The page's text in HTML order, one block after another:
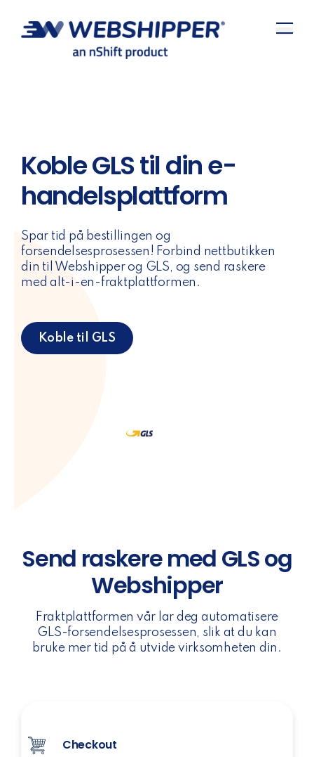
Koble GLS til din e-
handelsplattform
Spar tid på bestillingen og
forsendelsesprosessen! Forbind nettbutikken
din til Webshipper og GLS, og send raskere
med alt-i-en-fraktplattformen.
Koble til GLS
Send raskere med GLS og
Webshipper
Fraktplattformen vår lar deg automatisere
GLS-forsendelsesprosessen, slik at du kan
bruke mer tid på å utvide virksomheten din.
Checkout